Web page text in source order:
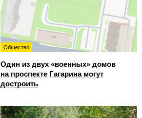
Общество
Один из двух «военных» домов
на проспекте Гагарина могут
достроить